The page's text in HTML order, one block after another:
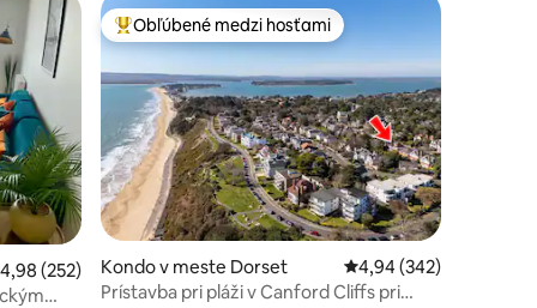
104
ohodnotenie 4,98 z 5, počet hodnotení: 252
4,98 (252)
Najobľúbenejšie medzi hosťami
Obľúbené medzi hosťami
Kondo v meste Dorset Priemerné
4,94 (342)
Prístavba pri pláži v Canford Cliffs pri